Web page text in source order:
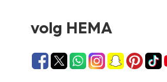
volg HEMA